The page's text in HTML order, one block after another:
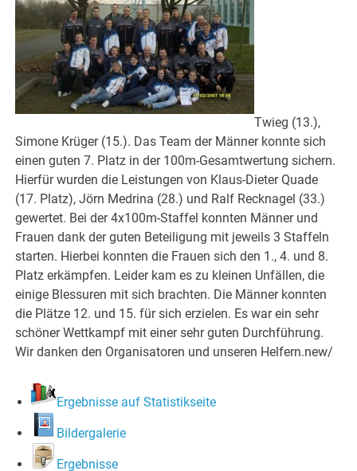
Twieg (13.),
Simone Krüger (15.). Das Team der Männer konnte sich
einen guten 7. Platz in der 100m-Gesamtwertung sichern.
Hierfür wurden die Leistungen von Klaus-Dieter Quade
(17. Platz), Jörn Medrina (28.) und Ralf Recknagel (33.)
gewertet. Bei der 4x100m-Staffel konnten Männer und
Frauen dank der guten Beteiligung mit jeweils 3 Staffeln
starten. Hierbei konnten die Frauen sich den 1., 4. und 8.
Platz erkämpfen. Leider kam es zu kleinen Unfällen, die
einige Blessuren mit sich brachten. Die Männer konnten
die Plätze 12. und 15. für sich erzielen. Es war ein sehr
schöner Wettkampf mit einer sehr guten Durchführung.
Wir danken den Organisatoren und unseren Helfern.new/
Ergebnisse auf Statistikseite
Bildergalerie
Ergebnisse